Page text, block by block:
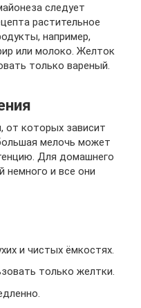
следует
растительное
например,
или молоко. Желток
только вареный.
от которых зависит
мелочь может
Для домашнего
немного и все они
и чистых ёмкостях.
только желтки.